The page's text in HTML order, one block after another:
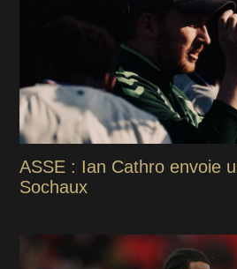
ASSE : Ian Cathro envoie
Sochaux